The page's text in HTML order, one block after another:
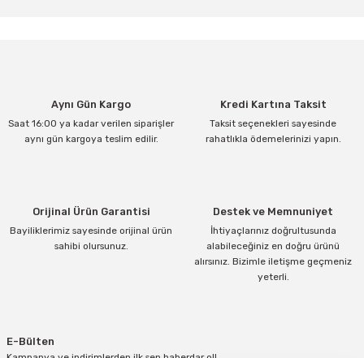
Ürün açıklamasında eksik bilgiler bulunuyor.
Ürün bilgilerinde hatalar bulunuyor.
Aynı Gün Kargo
Saat 16:00 ya kadar verilen siparişler
aynı gün kargoya teslim edilir.
Kredi Kartına Taksit
Taksit seçenekleri sayesinde
rahatlıkla ödemelerinizi yapın.
Orijinal Ürün Garantisi
Bayiliklerimiz sayesinde orijinal ürün
sahibi olursunuz.
Destek ve Memnuniyet
İhtiyaçlarınız doğrultusunda
alabileceğiniz en doğru ürünü
alırsınız. Bizimle iletişme geçmeniz
yeterli.
E-Bülten